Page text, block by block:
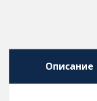
Описание